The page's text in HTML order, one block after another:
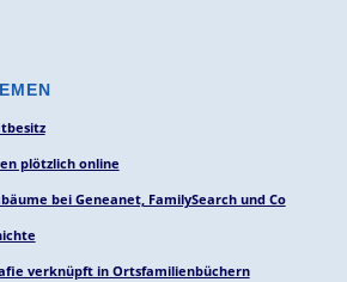
plötzlich online
bei Geneanet, FamilySearch und Co
verknüpft in Ortsfamilienbüchern